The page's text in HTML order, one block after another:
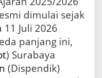
a
dimulai sejak
Juli 2026
panjang ini,
) Surabaya
(Dispendik)